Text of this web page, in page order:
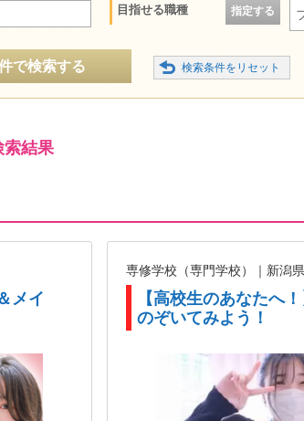
目指せる職種 指定する
で検索する
索結果
メイ
専修学校（専門学校）｜新潟
【高校生のあなたへ
のぞいてみよう！